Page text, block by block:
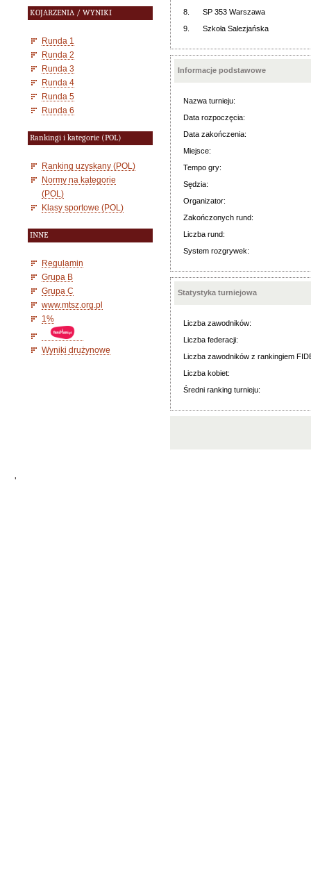
KOJARZENIA / WYNIKI
Runda 1
Runda 2
Runda 3
Runda 4
Runda 5
Runda 6
Rankingi i kategorie (POL)
Ranking uzyskany (POL)
Normy na kategorie
(POL)
Klasy sportowe (POL)
INNE
Regulamin
Grupa B
Grupa C
www.mtsz.org.pl
1%
Wyniki drużynowe
8.
SP 353 Warszawa
9.
Szkoła Salezjańska
Informacje podstawowe
Nazwa turnieju:
Data rozpoczęcia:
Data zakończenia:
Miejsce:
Tempo gry:
Sędzia:
Organizator:
Zakończonych rund:
Liczba rund:
System rozgrywek:
Statystyka turniejowa
Liczba zawodników:
Liczba federacji:
Liczba zawodników z rankingiem
Liczba kobiet:
Średni ranking turnieju:
'